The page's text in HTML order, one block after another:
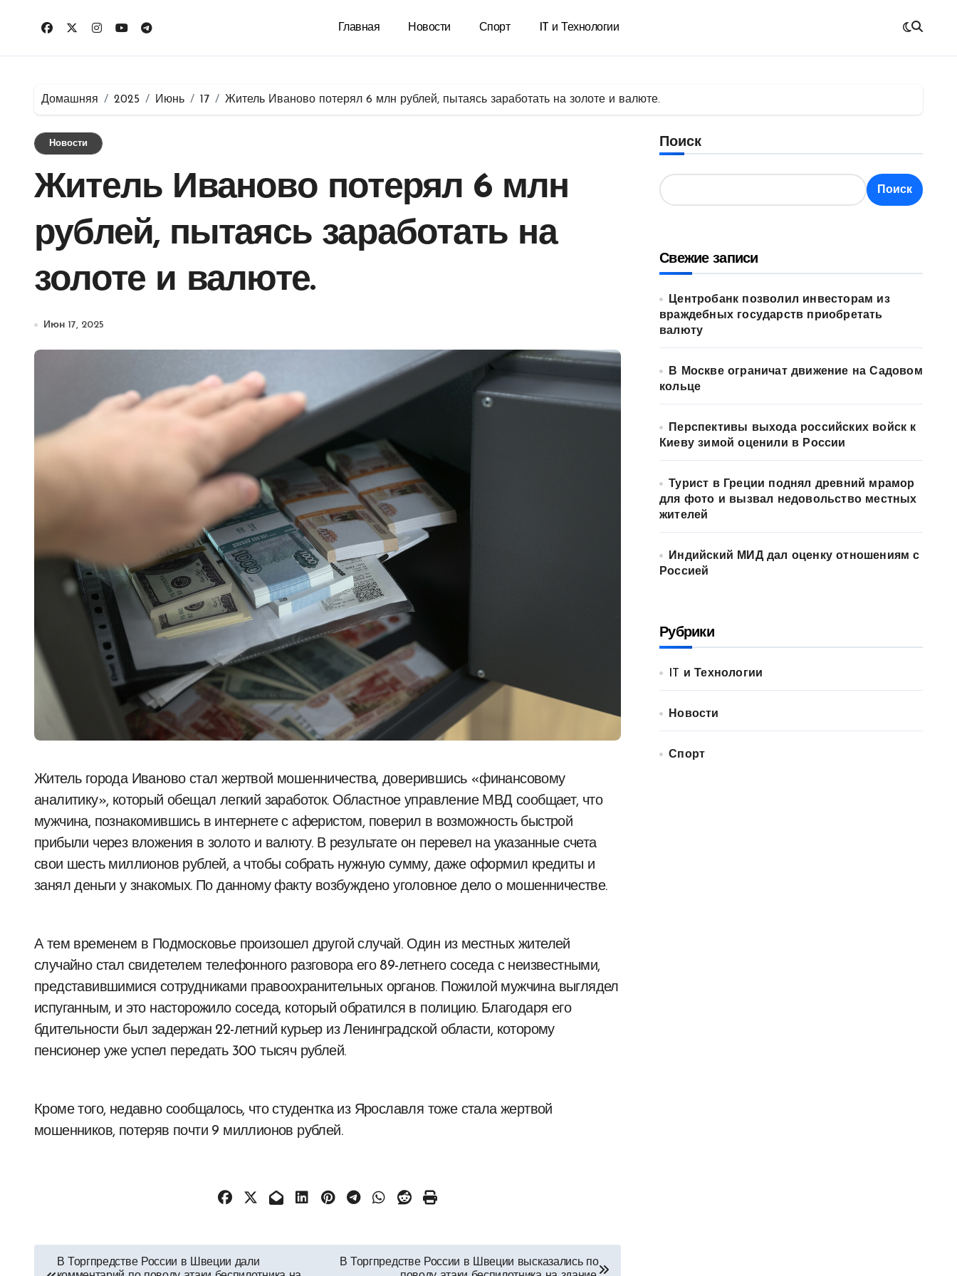
Главная Новости Спорт IT и Технологии
Домашняя 2025 Июнь 17 Житель Иваново потерял 6 млн рублей, пытаясь заработать на золоте и валюте.
Новости
Житель Иваново потерял 6 млн
рублей, пытаясь заработать на
золоте и валюте.
Июн 17, 2025
Житель города Иваново стал жертвой мошенничества, доверившись «финансовому
аналитику», который обещал легкий заработок. Областное управление МВД сообщает, что
мужчина, познакомившись в интернете с аферистом, поверил в возможность быстрой
прибыли через вложения в золото и валюту. В результате он перевел на указанные счета
свои шесть миллионов рублей, а чтобы собрать нужную сумму, даже оформил кредиты и
занял деньги у знакомых. По данному факту возбуждено уголовное дело о мошенничестве.
А тем временем в Подмосковье произошел другой случай. Один из местных жителей
случайно стал свидетелем телефонного разговора его 89-летнего соседа с неизвестными,
представившимися сотрудниками правоохранительных органов. Пожилой мужчина выглядел
испуганным, и это насторожило соседа, который обратился в полицию. Благодаря его
бдительности был задержан 22-летний курьер из Ленинградской области, которому
пенсионер уже успел передать 300 тысяч рублей.
Кроме того, недавно сообщалось, что студентка из Ярославля тоже стала жертвой
мошенников, потеряв почти 9 миллионов рублей.
Навигация
В Торгпредстве России в Швеции дали
В Торгпредстве России в Швеции высказались по
Поиск
Поиск
Свежие записи
Центробанк позволил инвесторам из
враждебных государств приобретать
валюту
В Москве ограничат движение на Садовом
кольце
Перспективы выхода российских войск к
Киеву зимой оценили в России
Турист в Греции поднял древний мрамор
для фото и вызвал недовольство местных
жителей
Индийский МИД дал оценку отношениям с
Россией
Рубрики
IT и Технологии
Новости
Спорт